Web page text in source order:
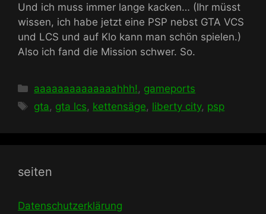
Und ich muss immer lange kacken… (Ihr müsst
wissen, ich habe jetzt eine PSP nebst GTA VCS
und LCS und auf Klo kann man schön spielen.)
Also ich fand die Mission schwer. So.
Kategorien
aaaaaaaaaaaaaahhh!, gameports
Schlagwörter
gta, gta lcs, kettensäge, liberty city, psp
seiten
Datenschutzerklärung